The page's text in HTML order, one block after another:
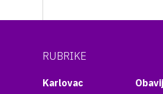
RUBRIKE
Karlovac